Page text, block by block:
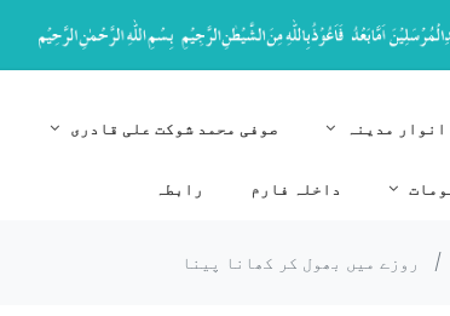
انوار مدینہ صوفی محمد شوکت علی قادری
داخلہ فارم رابطہ
/ روزے میں بھول کر کھانا پینا